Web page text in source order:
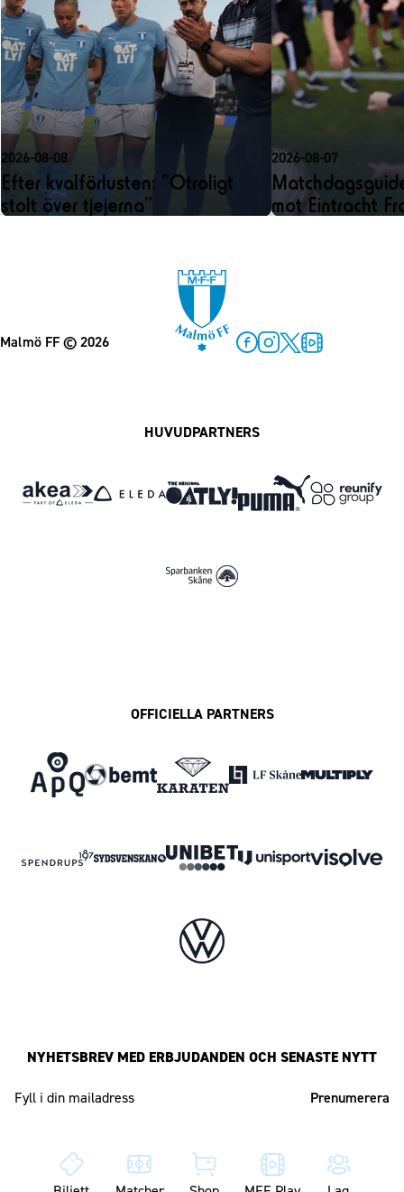
2026-08-08
Efter kvalförlusten: ”Otroligt
stolt över tjejerna”
2026-08-07
mot Eintracht
Malmö FF© 2026
HUVUDPARTNERS
OFFICIELLA PARTNERS
NYHETSBREV MED ERBJUDANDEN OCH SENASTE NYTT